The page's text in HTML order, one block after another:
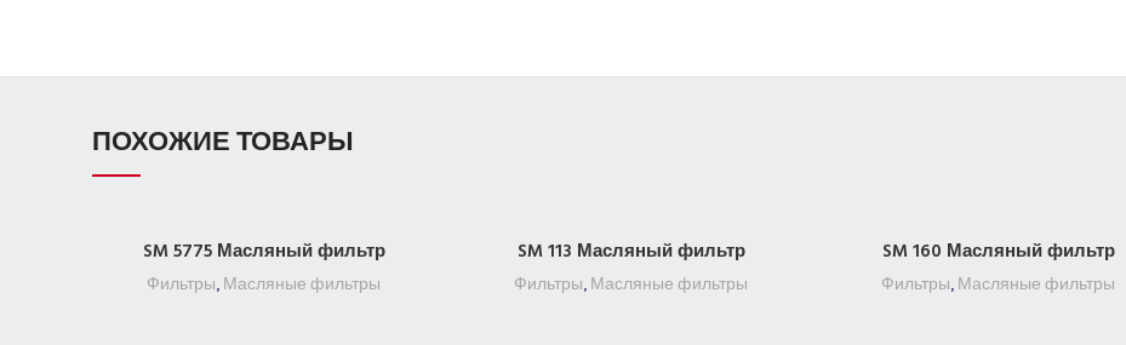
ПОХОЖИЕ ТОВАРЫ
ПОДРОБНЕЕ
SM 5775 Масляный фильтр
Фильтры, Масляные фильтры
ПОДРОБНЕЕ
SM 113 Масляный фильтр
Фильтры, Масляные фильтры
ПОДРОБНЕЕ
SM 160 Масляный фильтр
Фильтры, Масляные фильтры